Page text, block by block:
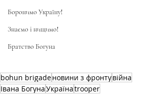
Боронимо Україну!
Знаємо і нищимо!
Братство Богуна
bohun brigadeновини з фронтувійна
Івана БогунаУкраїнаtrooper